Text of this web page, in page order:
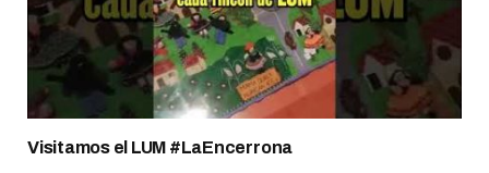
Visitamos el LUM #LaEncerrona